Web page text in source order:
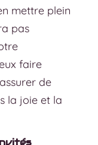
mettre plein
pas
faire
de
la joie et la